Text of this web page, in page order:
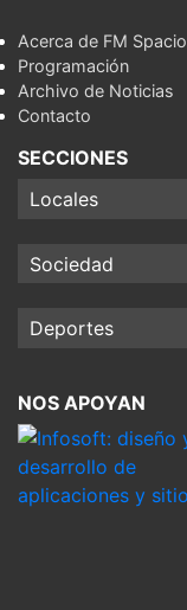
Acerca de FM Spacio
Programación
Archivo de Noticias
Contacto
SECCIONES
Locales
Sociedad
Deportes
NOS APOYAN